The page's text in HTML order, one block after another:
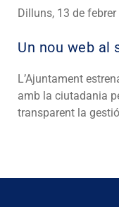
Dilluns, 13 de
Un nou web al
L’Ajuntament
amb la ciutadania
transparent la